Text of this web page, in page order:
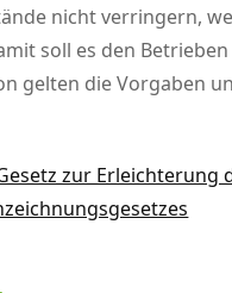
nicht verringern,
soll es den
gelten die Vorgaben
zur